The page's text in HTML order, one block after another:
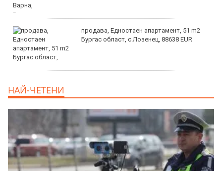
продава, Едностаен апартамент, 51 m2
Бургас област, с.Лозенец, 88638 EUR
EUR
НАЙ-ЧЕТЕНИ